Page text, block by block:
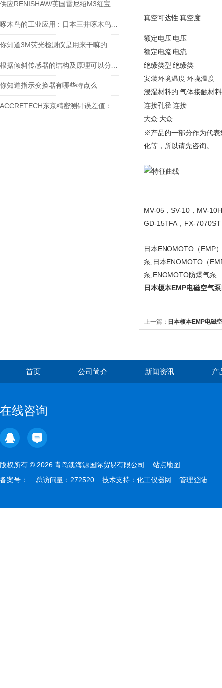
你知道指示变换器有哪些特点么
真空可达性 真空度
额定电压 电压
额定电流 电流
绝缘类型 绝缘类
安装环境温度环境温度
浸湿材料的 气体接触材料
连接孔径 连接
大众 大众
※产品的一部分作为代表
化等，所以请先咨询。
MV-05，SV-10，MV-
GD-15TFA，FX-
日本ENOMOTO（EMP
泵,日本ENOMOTO（
泵,ENOMOTO防爆气泵
日本榎本EMP电磁空气
上一篇： 日本榎本EMP电磁
首页 公司简介 新闻资讯 产
在线咨询
版权所有 © 2026 青岛澳海源国际贸易有限公司 站点地图
备案号：
总访问量：272520 技术支持： 化工仪器网 管理登陆